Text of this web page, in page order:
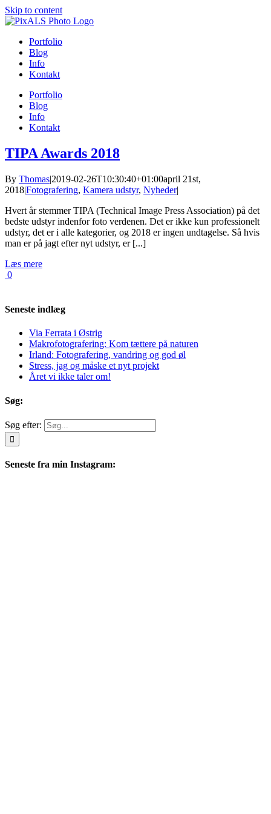
Skip to content
Portfolio
Blog
Info
Kontakt
Portfolio
Blog
Info
Kontakt
TIPA Awards 2018
By Thomas|2019-02-26T10:30:40+01:00april 21st,
2018|Fotografering, Kamera udstyr, Nyheder|
Hvert år stemmer TIPA (Technical Image Press Association) på det
bedste udstyr indenfor foto verdenen. Det er ikke kun professionelt
udstyr, det er i alle kategorier, og 2018 er ingen undtagelse. Så hvis
man er på jagt efter nyt udstyr, er [...]
Læs mere
0
Seneste indlæg
Via Ferrata i Østrig
Makrofotografering: Kom tættere på naturen
Irland: Fotografering, vandring og god øl
Stress, jag og måske et nyt projekt
Året vi ikke taler om!
Søg:
Søg efter:
Seneste fra min Instagram: